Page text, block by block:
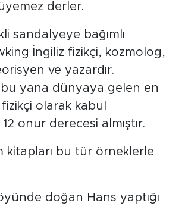
derler.
sandalyeye bağımlı
İngiliz fizikçi, kozmolog,
ve yazardır.
yana dünyaya gelen en
olarak kabul
onur derecesi almıştır.
kitapları bu tür örneklerle
doğan Hans yaptığı